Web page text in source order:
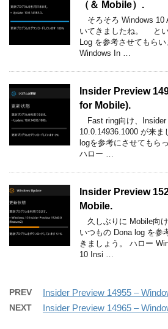
（＆ Mobile）.
そろそろ Windows 10
いてきましたね。 と
Log を参考させてもら
Windows In …
Insider Preview
for Mobile).
Fast ring向け、Insider
10.0.14936.1000 が来ま
logを参考にさせてもら
ハロー …
Insider Preview
Mobile.
久しぶりに Mobile向
いつもの Dona log を参
きましょう。 ハロー
10 Insi …
PREV Insider Preview 14955 –
NEXT Insider Preview 14965 –